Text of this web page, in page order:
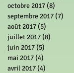
octobre 2017 (8)
septembre 2017 (7)
août 2017 (5)
juillet 2017 (8)
juin 2017 (5)
mai 2017 (4)
avril 2017 (4)